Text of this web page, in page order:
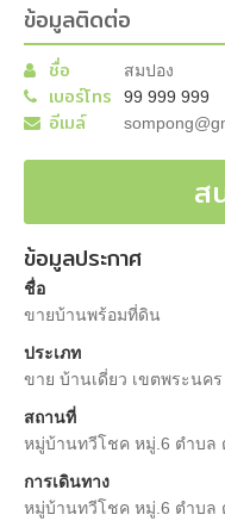
ข้อมูลติดต่อ
ชื่อ สมปอง
เบอร์โทร 99 999 999
อีเมล์
ส
ข้อมูลประกาศ
ชื่อ
ขายบ้านพร้อมที่ดิน
ประเภท
ขาย บ้านเดี่ยว เขตพระนคร
สถานที่
หมู่บ้านทวีโชค หมู่.6 ตำบล
การเดินทาง
หมู่บ้านทวีโชค หมู่.6 ตำบล